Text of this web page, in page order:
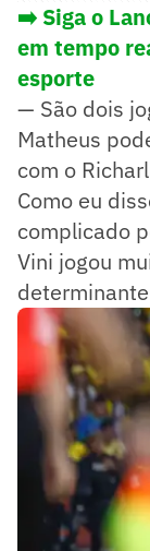
➡️ Siga o
em tempo
esporte
— São dois
Matheus
com o
Como eu
complicado
Vini jogou